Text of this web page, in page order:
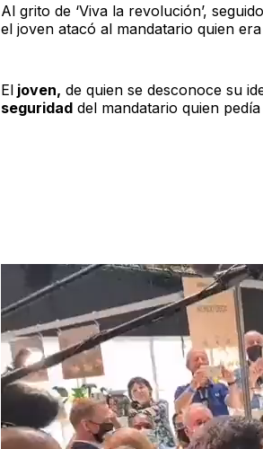
Al grito de ‘Viva la revolución’,
el joven atacó al mandatario quien
El joven, de quien se desconoce su
seguridad del mandatario quien